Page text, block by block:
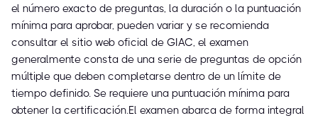
el número exacto de preguntas, la duración o la puntuación
mínima para aprobar, pueden variar y se recomienda
consultar el sitio web oficial de GIAC, el examen
generalmente consta de una serie de preguntas de opción
múltiple que deben completarse dentro de un límite de
tiempo definido. Se requiere una puntuación mínima para
obtener la certificación.El examen abarca de forma integral